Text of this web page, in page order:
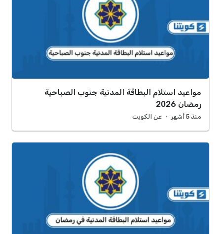
مواعيد استلام البطاقة المدنية جنوب الصباحية
رمضان 2026
منذ 5 أشهر عن الكويت